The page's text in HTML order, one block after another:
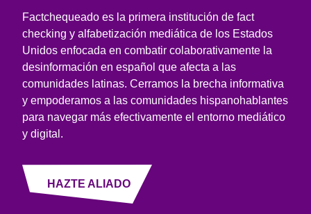
Factchequeado es la primera institución de fact
checking y alfabetización mediática de los Estados
Unidos enfocada en combatir colaborativamente la
desinformación en español que afecta a las
comunidades latinas. Cerramos la brecha informativa
y empoderamos a las comunidades hispanohablantes
para navegar más efectivamente el entorno mediático
y digital.
HAZTE ALIADO